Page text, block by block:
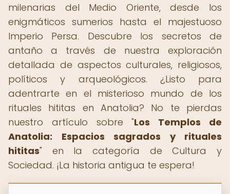
milenarias del Medio Oriente, desde los
enigmáticos sumerios hasta el majestuoso
Imperio Persa. Descubre los secretos de
antaño a través de nuestra exploración
detallada de aspectos culturales, religiosos,
políticos y arqueológicos. ¿Listo para
adentrarte en el misterioso mundo de los
rituales hititas en Anatolia? No te pierdas
nuestro artículo sobre "Los Templos de
Anatolia: Espacios sagrados y rituales
hititas" en la categoría de Cultura y
Sociedad. ¡La historia antigua te espera!